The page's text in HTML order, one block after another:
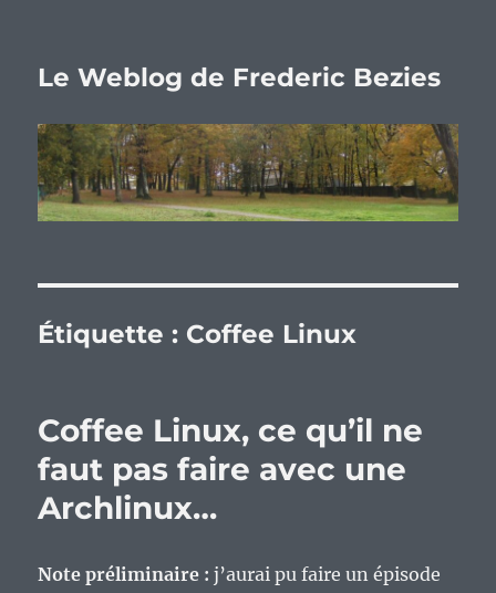
Le Weblog de Frederic Bezies
Étiquette : Coffee Linux
Coffee Linux, ce qu’il ne
faut pas faire avec une
Archlinux…
Note préliminaire : j’aurai pu faire un épisode